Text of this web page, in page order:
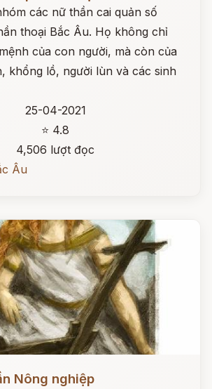
các nữ thần cai quản số
thoại Bắc Âu. Họ không chỉ
của con người, mà còn của
khổng lồ, người lùn và các sinh
25-04-2021
⭐ 4.8
4,506 lượt đọc
Âu
Nông nghiệp